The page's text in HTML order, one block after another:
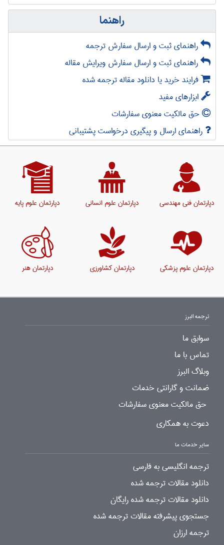
راهنما
راهنمای ثبت و ارسال سفارش ترجمه
راهنمای ثبت و ارسال سفارش ویرایش مقاله
فرایند خرید یا دانلود مقاله ترجمه شده
ابزارهای مفید
حق مالکیت معنوی سفارشات
راهنمای ارسال و پیگیری درخواست پشتیبانی
دپارتمان فنی مهندسی دپارتمان علوم انسانی دپارتمان علوم پایه
دپارتمان علوم پزشکی دپارتمان کشاورزی دپارتمان هنر
ترجمه البرز
سوابق ما
تماس با ما
وبلاگ البرز
ضمانت و گارانتی خدمات
حق مالکیت معنوی سفارشات
دعوت به همکاری
سایر خدمات ما
ترجمه انگلیسی به فارسی
دانلود مقالات ترجمه شده
دانلود مقالات ترجمه شده رایگان
جستجوی پیشرفته مقالات ترجمه شده
ترجمه ارزان